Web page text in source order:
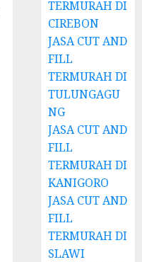
TERMURAH DI
CIREBON
JASA CUT AND
FILL
TERMURAH DI
TULUNGAGU
NG
JASA CUT AND
FILL
TERMURAH DI
KANIGORO
JASA CUT AND
FILL
TERMURAH DI
SLAWI